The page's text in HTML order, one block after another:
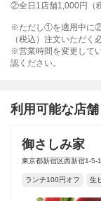
②全日1店舗1,000円（
※ただし①を適用中に②
（税込）注文いただく
※営業時間を変更して
認ください。
利用可能な店舗
御さしみ家
東京都新宿区西新宿1-5-
ランチ100円オフ 生